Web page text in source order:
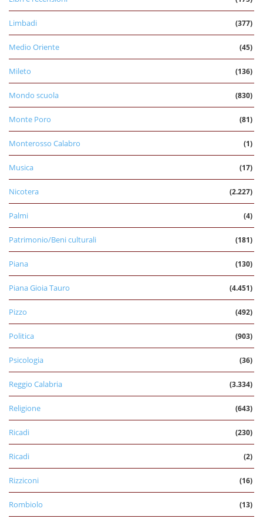
Limbadi (377)
Medio Oriente (45)
Mileto (136)
Mondo scuola (830)
Monte Poro (81)
Monterosso Calabro (1)
Musica (17)
Nicotera (2.227)
Palmi (4)
Patrimonio/Beni culturali (181)
Piana (130)
Piana Gioia Tauro (4.451)
Pizzo (492)
Politica (903)
Psicologia (36)
Reggio Calabria (3.334)
Religione (643)
Ricadi (230)
Ricadi (2)
Rizziconi (16)
Rombiolo (13)